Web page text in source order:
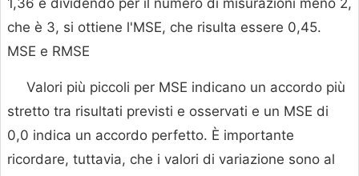
1,36 e dividendo per il numero di misurazioni meno 2,
che è 3, si ottiene l'MSE, che risulta essere 0,45.
MSE e RMSE
Valori più piccoli per MSE indicano un accordo più
stretto tra risultati previsti e osservati e un MSE di
0,0 indica un accordo perfetto. È importante
ricordare, tuttavia, che i valori di variazione sono al